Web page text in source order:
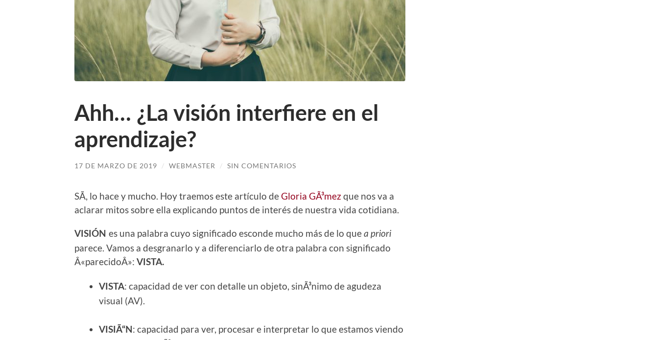
Ahh… ¿La visión interfiere en el
aprendizaje?
17 DE MARZO DE 2019 / WEBMASTER / SIN COMENTARIOS
SÃ­, lo hace y mucho. Hoy traemos este artículo deGloria GÃ³mezque nos va a
aclarar mitos sobre ella explicando puntos de interés de nuestra vida cotidiana.
VISIÓN es una palabra cuyo significado esconde mucho más de lo que a priori
parece. Vamos a desgranarlo y a diferenciarlo de otra palabra con significado
Â«parecidoÂ»: VISTA.
VISTA: capacidad de ver con detalle un objeto, sinÃ³nimo de agudeza
visual (AV).
VISIÃ“N : capacidad para ver, procesar e interpretar lo que estamos viendo